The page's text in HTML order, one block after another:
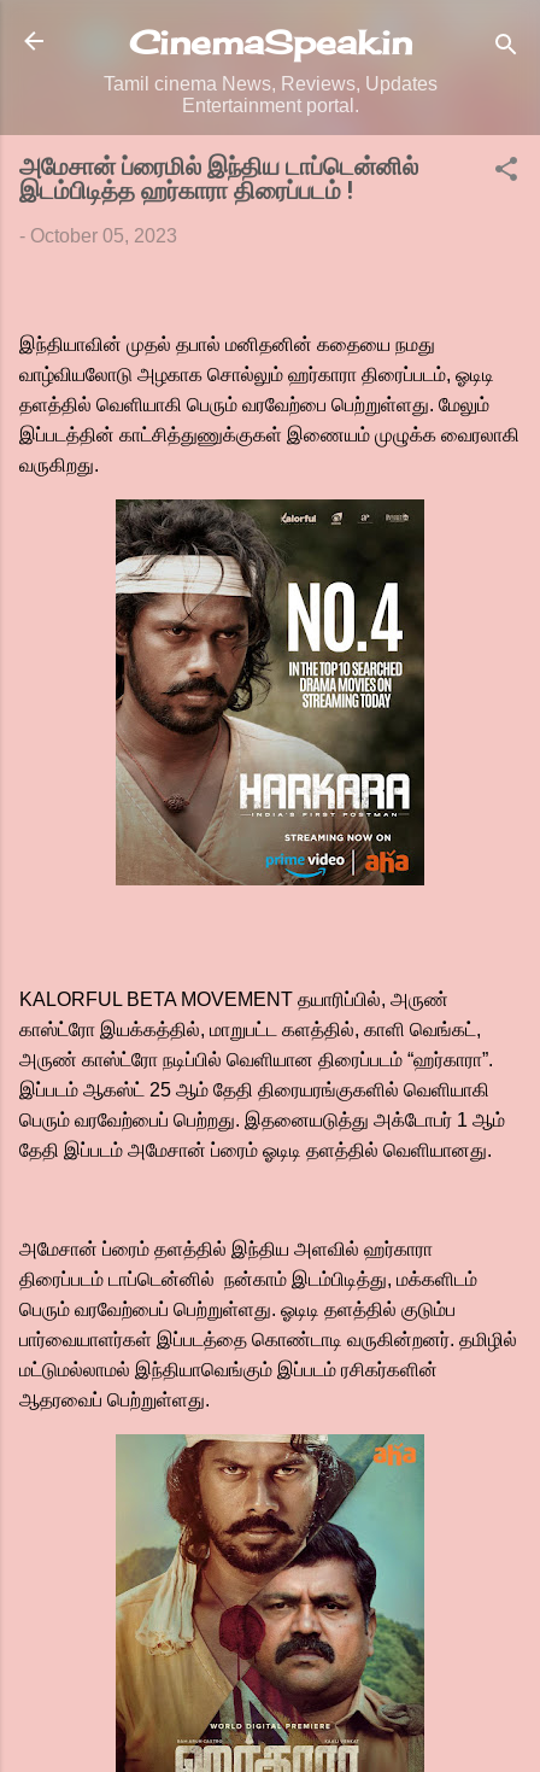
Skip to main content
CinemaSpeak.in
Tamil cinema News, Reviews, Updates
Entertainment portal.
அமேசான் ப்ரைமில் இந்திய டாப்டென்னில்
இடம்பிடித்த ஹர்காரா திரைப்படம் !
- October 05, 2023
இந்தியாவின் முதல் தபால் மனிதனின் கதையை நமது
வாழ்வியலோடு அழகாக சொல்லும் ஹர்காரா திரைப்படம், ஓடிடி
தளத்தில் வெளியாகி பெரும் வரவேற்பை பெற்றுள்ளது. மேலும்
இப்படத்தின் காட்சித்துணுக்குகள் இணையம் முழுக்க வைரலாகி
வருகிறது.
KALORFUL BETA MOVEMENT தயாரிப்பில், அருண்
காஸ்ட்ரோ இயக்கத்தில், மாறுபட்ட களத்தில், காளி வெங்கட்,
அருண் காஸ்ட்ரோ நடிப்பில் வெளியான திரைப்படம் “ஹர்காரா”.
இப்படம் ஆகஸ்ட் 25 ஆம் தேதி திரையரங்குகளில் வெளியாகி
பெரும் வரவேற்பைப் பெற்றது. இதனையடுத்து அக்டோபர் 1 ஆம்
தேதி இப்படம் அமேசான் ப்ரைம் ஓடிடி தளத்தில் வெளியானது.
அமேசான் ப்ரைம் தளத்தில் இந்திய அளவில் ஹர்காரா
திரைப்படம் டாப்டென்னில் நன்காம் இடம்பிடித்து, மக்களிடம்
பெரும் வரவேற்பைப் பெற்றுள்ளது. ஓடிடி தளத்தில் குடும்ப
பார்வையாளர்கள் இப்படத்தை கொண்டாடி வருகின்றனர். தமிழில்
மட்டுமல்லாமல் இந்தியாவெங்கும் இப்படம் ரசிகர்களின்
ஆதரவைப் பெற்றுள்ளது.